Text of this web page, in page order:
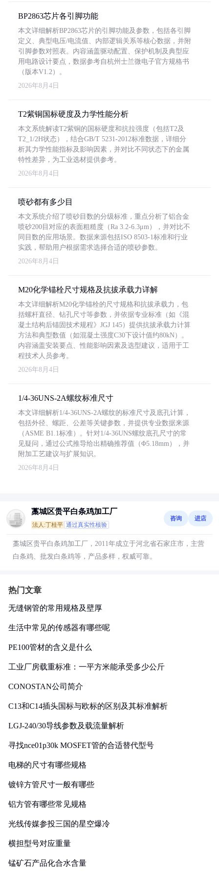
BP2863芯片各引脚功能
本文详细解析BP2863芯片的引脚功能及参数，包括各引脚
定义、典型电压/电流值、内部逻辑关系等核心数据，并附
引脚参数对照表。内容涵盖驱动配置、保护机制及典型应
用电路设计要点，数据参考自杭州士兰微电子官方规格书
（版本V1.2）。
2026年8月4日
T2紫铜国标硬度及力学性能分析
本文系统解读T2紫铜的国标硬度和抗拉强度（包括T2及
T2_1/2H状态），结合GB/T 5231-2012标准数据，详细分
析其力学性能指标及影响因素，并对比不同状态下的金属
特性差异，为工业选材提供参考。
2026年8月4日
喷砂都有多少目
本文系统介绍了喷砂目数的分级标准，重点分析了铝合金
喷砂200目对应的表面粗糙度（Ra 3.2-6.3μm），并对比不
同目数的应用场景。数据来源包括ISO 8503-1标准和行业
实践，帮助用户根据需求选择合适的喷砂参数。
2026年8月4日
M20化学锚栓尺寸规格及抗拔承载力详解
本文详细解析M20化学锚栓的尺寸规格和抗拔承载力，包
括螺杆直径、钻孔尺寸等参数，并依据专业标准（如《混
凝土结构后锚固技术规程》JGJ 145）提供抗拔承载力计算
方法和典型数值（如混凝土强度C30下设计值约80kN）。
内容涵盖安装要点、性能影响因素及选型建议，适用于工
程技术人员参考。
2026年8月4日
1/4-36UNS-2A螺纹标准尺寸
本文详细解析1/4-36UNS-2A螺纹的标准尺寸及底孔计算，
包括外径、螺距、公差等关键参数，并提供专业数据来源
（ASME B1.1标准）。针对1/4-36UNS螺纹底孔尺寸的常
见疑问，通过公式推导给出精确推荐值（Φ5.18mm），并
附加工艺建议与扩展知识。
2026年8月4日
藁城区贵平白条鸡加工厂
法人:丁桂平 通过真实性核验
咨询 进店
藁城区贵平白条鸡加工厂，2011年成立于河北省石家庄市，主营
白条鸡、批发白条鸡等，产品多样，权威可靠。
热门文章
无缝钢管的常用规格及壁厚
生活中常见的传感器有哪些呢
PE100管材的含义是什么
工业厂房载重标准：一平方米能承受多少公斤
CONOSTAN公司简介
C13和C14插头国标与欧标的区别及其标准解析
LGJ-240/30导线参数及载流量解析
寻找nce01p30k MOSFET管的合适替代型号
电梯的尺寸有哪些规格
镀锌方管尺寸一般有哪些
铝方管有哪些常见规格
光线传媒参投三国的星空爆冷
横担型号对应重量
锰矿石产品化合水含量